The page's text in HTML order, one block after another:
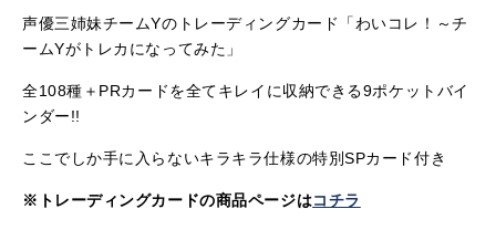
声優三姉妹チームYのトレーディングカード「わいコレ！～チ
ームYがトレカになってみた」
全108種＋PRカードを全てキレイに収納できる9ポケットバイ
ンダー!!
ここでしか手に入らないキラキラ仕様の特別SPカード付き
※トレーディングカードの商品ページはコチラ